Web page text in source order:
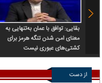
بقایی: توافق با عمان به‌تنهایی به
معنای امن شدن تنگه هرمز برای
کشتی‌های عبوری نیست
از دست